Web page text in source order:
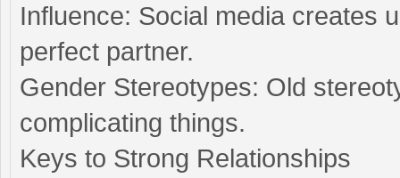
Influence: Social media creates
perfect partner.
Gender Stereotypes: Old
complicating things.
Keys to Strong Relationships